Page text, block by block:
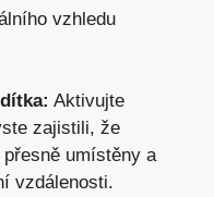
vzhledu
Aktivujte
zajistili, že
umístěny a
vzdálenosti.